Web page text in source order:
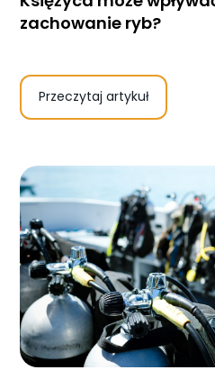
zachowanie ryb?
Przeczytaj artykuł